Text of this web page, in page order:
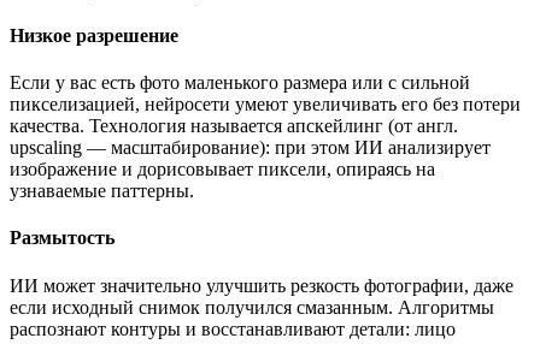
Низкое разрешение
Если у вас есть фото маленького размера или с сильной
пикселизацией, нейросети умеют увеличивать его без потери
качества. Технология называется апскейлинг (от англ.
upscaling — масштабирование): при этом ИИ анализирует
изображение и дорисовывает пиксели, опираясь на
узнаваемые паттерны.
Размытость
ИИ может значительно улучшить резкость фотографии, даже
если исходный снимок получился смазанным. Алгоритмы
распознают контуры и восстанавливают детали: лицо